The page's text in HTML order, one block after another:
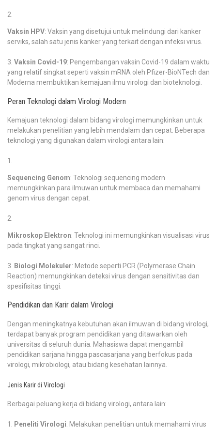
Vaksin HPV: Vaksin yang disetujui untuk melindungi dari kanker
serviks, salah satu jenis kanker yang terkait dengan infeksi virus.
Vaksin Covid-19: Pengembangan vaksin Covid-19 dalam waktu
yang relatif singkat seperti vaksin mRNA oleh Pfizer-BioNTech dan
Moderna membuktikan kemajuan ilmu virologi dan bioteknologi.
Peran Teknologi dalam Virologi Modern
Kemajuan teknologi dalam bidang virologi memungkinkan untuk
melakukan penelitian yang lebih mendalam dan cepat. Beberapa
teknologi yang digunakan dalam virologi antara lain:
Sequencing Genom: Teknologi sequencing modern
memungkinkan para ilmuwan untuk membaca dan memahami
genom virus dengan cepat.
Mikroskop Elektron: Teknologi ini memungkinkan visualisasi virus
pada tingkat yang sangat rinci.
Biologi Molekuler: Metode seperti PCR (Polymerase Chain
Reaction) memungkinkan deteksi virus dengan sensitivitas dan
spesifisitas tinggi.
Pendidikan dan Karir dalam Virologi
Dengan meningkatnya kebutuhan akan ilmuwan di bidang virologi,
terdapat banyak program pendidikan yang ditawarkan oleh
universitas di seluruh dunia. Mahasiswa dapat mengambil
pendidikan sarjana hingga pascasarjana yang berfokus pada
virologi, mikrobiologi, atau bidang kesehatan lainnya.
Jenis Karir di Virologi
Berbagai peluang kerja di bidang virologi, antara lain:
Peneliti Virologi: Melakukan penelitian untuk memahami virus